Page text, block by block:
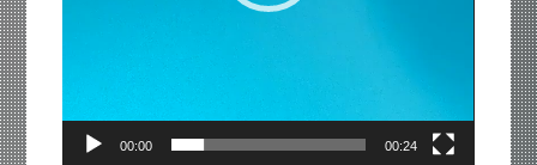
00:00 00:24